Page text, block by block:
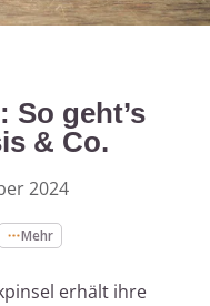
So geht’s
& Co.
2024
Mehr
erhält ihre